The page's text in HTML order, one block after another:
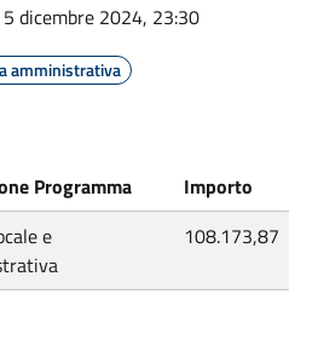
5 dicembre 2024, 23:30
amministrativa
Programma
Importo
e
108.173,87